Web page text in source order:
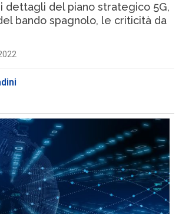
dettagli del piano strategico 5G,
bando spagnolo, le criticità da